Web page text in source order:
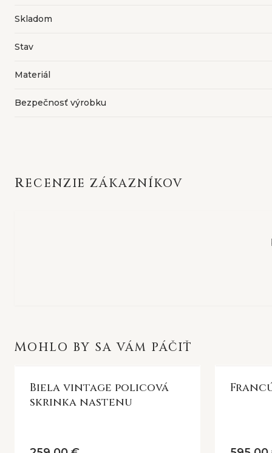
Skladom
Stav
Materiál
Bezpečnosť výrobku
RECENZIE ZÁKAZNÍKOV
MOHLO BY SA VÁM PÁČIŤ
Biela vintage policová
skrinka nastenu